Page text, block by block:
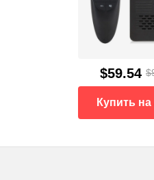
$59.54
Купить